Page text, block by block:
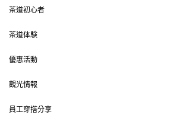
茶道初心者
茶道体験
優惠活動
觀光情報
員工穿搭分享